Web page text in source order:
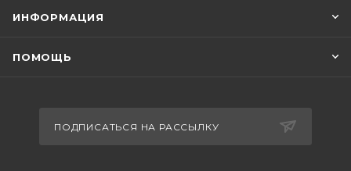
ИНФОРМАЦИЯ
ПОМОЩЬ
ПОДПИСАТЬСЯ НА РАССЫЛКУ